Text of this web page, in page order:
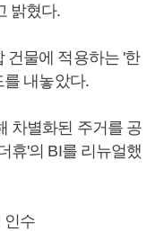
밝혔다.
건물에 적용하는 '한
를 내놓았다.
차별화된 주거를 공
휴'의 BI를 리뉴얼했
인수